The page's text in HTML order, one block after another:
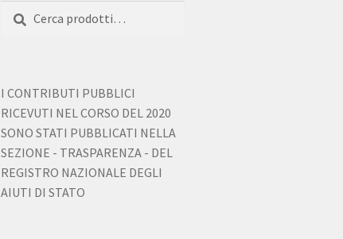
I CONTRIBUTI PUBBLICI
RICEVUTI NEL CORSO DEL 2020
SONO STATI PUBBLICATI NELLA
SEZIONE - TRASPARENZA - DEL
REGISTRO NAZIONALE DEGLI
AIUTI DI STATO